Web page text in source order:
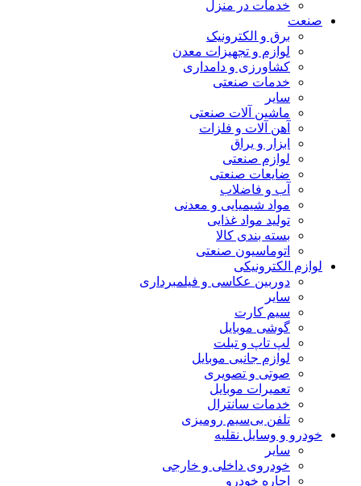
خدمات در منزل
صنعت
برق و الکترونیک
لوازم و تجهیزات معدن
کشاورزی و دامداری
خدمات صنعتی
سایر
ماشین آلات صنعتی
آهن آلات و فلزات
ابزار و یراق
لوازم صنعتی
ضایعات صنعتی
آب و فاضلاب
مواد شیمیایی و معدنی
تولید مواد غذایی
بسته بندی کالا
اتوماسیون صنعتی
لوازم الکترونیکی
دوربین عکاسی و فیلمبرداری
سایر
سیم کارت
گوشی موبایل
لپ تاپ و تبلت
لوازم جانبی موبایل
صوتی و تصویری
تعمیرات موبایل
خدمات سانترال
تلفن بی‌سیم رومیزی
خودرو و وسایل نقلیه
سایر
خودروی داخلی و خارجی
اجاره خودرو